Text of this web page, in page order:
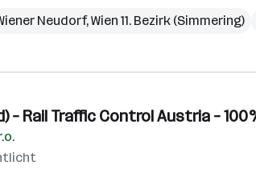
Neudorf,Wien 11. Bezirk (Simmering)
– Rail Traffic Control Austria –